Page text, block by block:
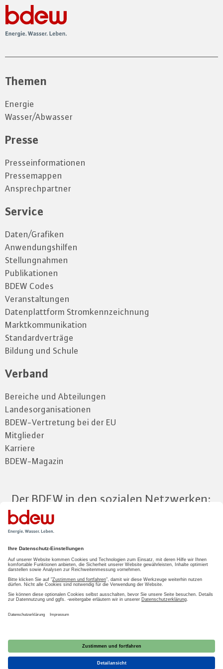
Themen
Energie
Wasser/Abwasser
Presse
Presseinformationen
Pressemappen
Ansprechpartner
Service
Daten/Grafiken
Anwendungshilfen
Stellungnahmen
Publikationen
BDEW Codes
Veranstaltungen
Datenplattform Stromkennzeichnung
Marktkommunikation
Standardverträge
Bildung und Schule
Verband
Bereiche und Abteilungen
Landesorganisationen
BDEW-Vertretung bei der EU
Mitglieder
Karriere
BDEW-Magazin
Der BDEW in den sozialen Netzwerken:
Zum Mitgliederbereich
LOGIN
2026 BDEW